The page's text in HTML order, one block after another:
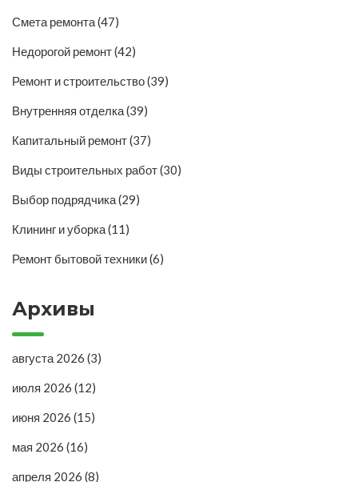
Смета ремонта(47)
Недорогой ремонт(42)
Ремонт и строительство(39)
Внутренняя отделка(39)
Капитальный ремонт(37)
Виды строительных работ(30)
Выбор подрядчика(29)
Клининг и уборка(11)
Ремонт бытовой техники(6)
Архивы
августа 2026 (3)
июля 2026 (12)
июня 2026 (15)
мая 2026 (16)
апреля 2026 (8)